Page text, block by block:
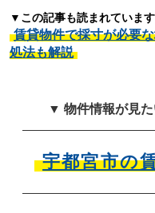
▼この記事も読まれています
賃貸物件で採寸が必要
処法も解説
▼ 物件情報が見
宇都宮市の